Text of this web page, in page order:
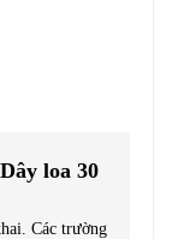
loa 30
Các trường